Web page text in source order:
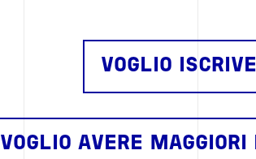
VOGLIO
VOGLIO AVERE MAGGIORI